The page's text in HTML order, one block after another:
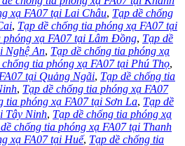
xạ FA07 tại Lai Châu, Tạp dề chống
, Tạp dề chống tia phóng xạ FA07 tại
phóng xạ FA07 tại Lâm Đồng, Tạp dề
Nghệ An, Tạp dề chống tia phóng xạ
chống tia phóng xạ FA07 tại Phú Thọ,
tại Quảng Ngãi, Tạp dề chống tia
, Tạp dề chống tia phóng xạ FA07
tia phóng xạ FA07 tại Sơn La, Tạp dề
Tây Ninh, Tạp dề chống tia phóng xạ
chống tia phóng xạ FA07 tại Thanh
xạ FA07 tại Huế, Tạp dề chống tia